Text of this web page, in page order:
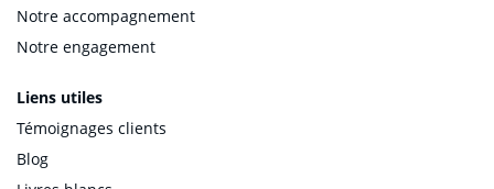
Notre accompagnement
Notre engagement
Liens utiles
Témoignages clients
Blog